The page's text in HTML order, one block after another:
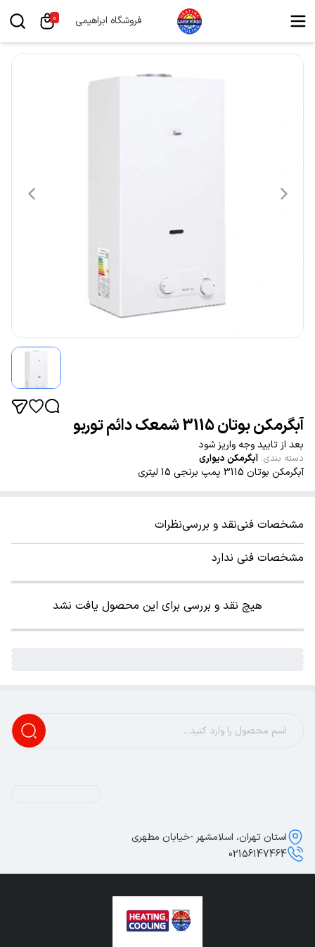
فروشگاه ابراهیمی 0
آبگرمکن بوتان 3115 شمعک دائم توربو
بعد از تایید وجه واریز شود
دسته بندی: آبگرمکن دیواری
آبگرمکن بوتان 3115 پمپ برنجی 15 لیتری
مشخصات فنینقد و بررسینظرات
مشخصات فنی ندارد
هیچ نقد و بررسی برای این محصول یافت نشد
استان تهران، اسلامشهر -خیابان مطهری
02156147464